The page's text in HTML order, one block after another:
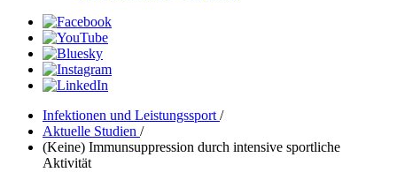
Infektionen und Leistungssport /
Aktuelle Studien /
(Keine) Immunsuppression durch intensive sportliche
Aktivität